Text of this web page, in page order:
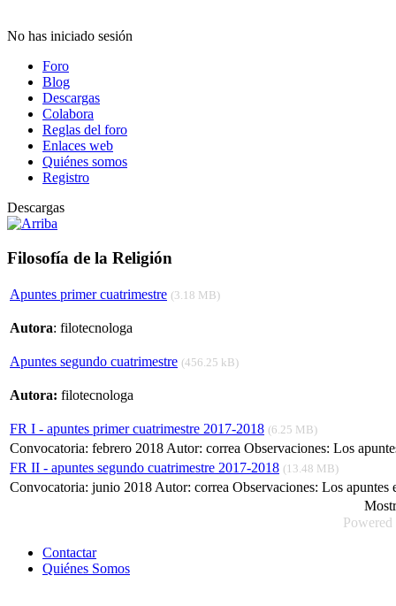
No has iniciado sesión
Foro
Blog
Descargas
Colabora
Reglas del foro
Enlaces web
Quiénes somos
Registro
Descargas
Filosofía de la Religión
Apuntes primer cuatrimestre (3.18 MB)
Autora: filotecnologa
Apuntes segundo cuatrimestre (456.25 kB)
Autora: filotecnologa
FR I - apuntes primer cuatrimestre 2017-2018 (6.25 MB)
Convocatoria: febrero 2018 Autor: correa Observaciones: Los
FR II - apuntes segundo cuatrimestre 2017-2018 (13.48 MB)
Convocatoria: junio 2018 Autor: correa Observaciones: Los apuntes
Contactar
Quiénes Somos